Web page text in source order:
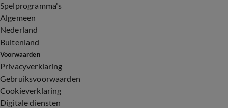
Spelprogramma's
Algemeen
Nederland
Buitenland
Voorwaarden
Privacyverklaring
Gebruiksvoorwaarden
Cookieverklaring
Digitale diensten